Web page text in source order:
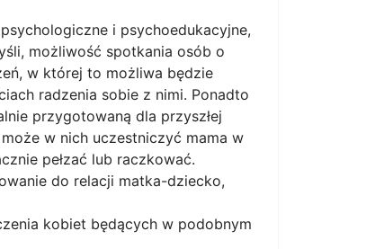
i psychoedukacyjne,
możliwość spotkania osób o
w której to możliwa będzie
radzenia sobie z nimi. Ponadto
przygotowaną dla przyszłej
w nich uczestniczyć mama w
pełzać lub raczkować.
do relacji matka-dziecko,
kobiet będących w podobnym